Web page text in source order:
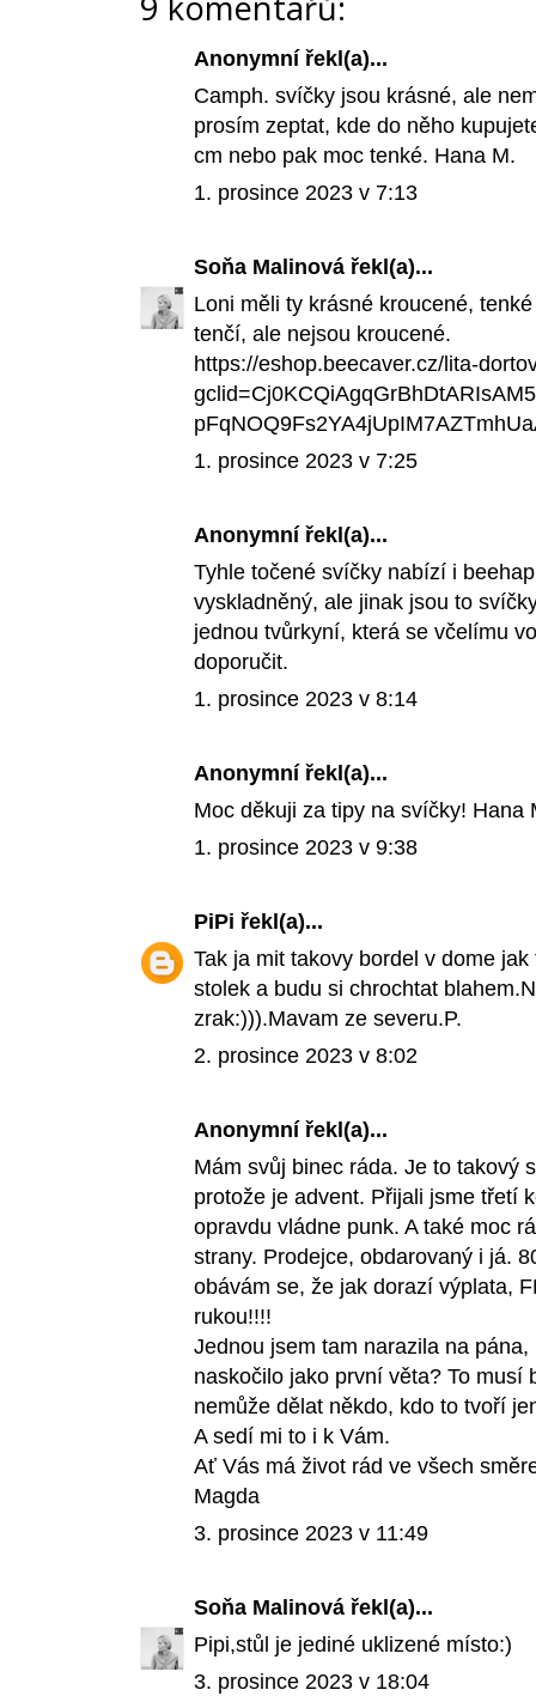
Anonymní řekl(a)...
Camph. svíčky jsou krásné, ale
prosím zeptat, kde do něho
cm nebo pak moc tenké. Hana M.
1. prosince 2023 v 7:13
Soňa Malinová řekl(a)...
Loni měli ty krásné kroucené,
tenčí, ale nejsou kroucené.
https://eshop.beecaver.cz/lita-
1. prosince 2023 v 7:25
Anonymní řekl(a)...
Tyhle točené svíčky nabízí i
vyskladněný, ale jinak jsou to
jednou tvůrkyní, která se včelímu
doporučit.
1. prosince 2023 v 8:14
Anonymní řekl(a)...
Moc děkuji za tipy na svíčky! Hana
1. prosince 2023 v 9:38
PiPi řekl(a)...
Tak ja mit takovy bordel v dome
stolek a budu si chrochtat
zrak:))).Mavam ze severu.P.
2. prosince 2023 v 8:02
Anonymní řekl(a)...
Mám svůj binec ráda. Je to takový
protože je advent. Přijali jsme třetí
opravdu vládne punk. A také moc
strany. Prodejce, obdarovaný i já.
obávám se, že jak dorazí výplata,
rukou!!!!
Jednou jsem tam narazila na
naskočilo jako první věta? To musí
nemůže dělat někdo, kdo to tvoří
A sedí mi to i k Vám.
Ať Vás má život rád ve všech
Magda
3. prosince 2023 v 11:49
Soňa Malinová řekl(a)...
Pipi,stůl je jediné uklizené místo:)
3. prosince 2023 v 18:04